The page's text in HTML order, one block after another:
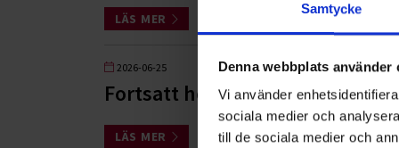
Samtycke
Denna webbplats använder
Vi använder
sociala medier och
till de sociala medier och
LÄS MER
2026-06-25
Fortsatt hög efterfrågan på
LÄS MER